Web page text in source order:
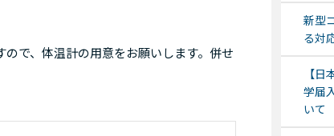
で、体温計の用意をお願いします。併せ
新型
る対
【
学届
いて